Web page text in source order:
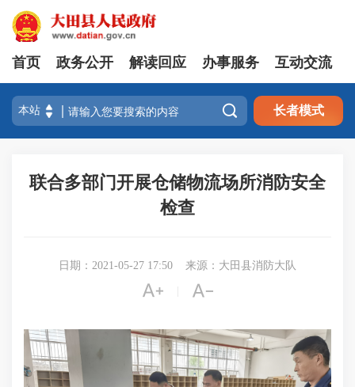
首页 政务公开 解读回应 办事服务 互动交流
 长者模式
联合多部门开展仓储物流场所消防安全
检查
日期：2021-05-27 17:50 来源：大田县消防大队
 